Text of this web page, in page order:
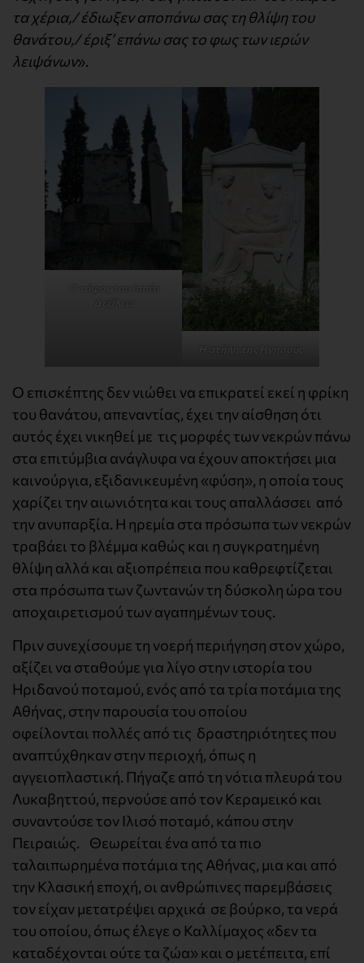
τα χέρια,/ έδιωξεν αποπάνω σας τη θλίψη του
θανάτου,/ έριξ’ επάνω σας το φως των ιερών
λειψάνων».
Η στήλη της Ηγησούς
Ο επισκέπτης δεν νιώθει να επικρατεί εκεί η φρίκη
του θανάτου, απεναντίας, έχει την αίσθηση ότι
αυτός έχει νικηθεί με τις μορφές των νεκρών πάνω
στα επιτύμβια ανάγλυφα να έχουν αποκτήσει μια
καινούργια, εξιδανικευμένη «φύση», η οποία τους
χαρίζει την αιωνιότητα και τους απαλλάσσει από
την ανυπαρξία. Η ηρεμία στα πρόσωπα των νεκρών
τραβάει το βλέμμα καθώς και η συγκρατημένη
θλίψη αλλά και αξιοπρέπεια που καθρεφτίζεται
στα πρόσωπα των ζωντανών τη δύσκολη ώρα του
αποχαιρετισμού των αγαπημένων τους.
Πριν συνεχίσουμε τη νοερή περιήγηση στον χώρο,
αξίζει να σταθούμε για λίγο στην ιστορία του
Ηριδανού ποταμού, ενός από τα τρία ποτάμια της
Αθήνας, στην παρουσία του οποίου
οφείλονται πολλές από τις δραστηριότητες που
αναπτύχθηκαν στην περιοχή, όπως η
αγγειοπλαστική. Πήγαζε από τη νότια πλευρά του
Λυκαβηττού, περνούσε από τον Κεραμεικό και
συναντούσε τον Ιλισό ποταμό, κάπου στην
Πειραιώς. Θεωρείται ένα από τα πιο
ταλαιπωρημένα ποτάμια της Αθήνας, μια και από
την Κλασική εποχή, οι ανθρώπινες παρεμβάσεις
τον είχαν μετατρέψει αρχικά σε βούρκο, τα νερά
του οποίου, όπως έλεγε ο Καλλίμαχος «δεν τα
καταδέχονται ούτε τα ζώα» και ο μετέπειτα, επί